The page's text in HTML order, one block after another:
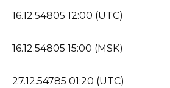
16.12.54805 12:00 (UTC)
16.12.54805 15:00 (MSK)
27.12.54785 01:20 (UTC)